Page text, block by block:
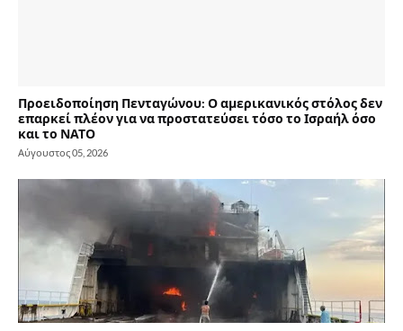
Προειδοποίηση Πενταγώνου: Ο αμερικανικός στόλος δεν
επαρκεί πλέον για να προστατεύσει τόσο το Ισραήλ όσο
και το ΝΑΤΟ
Αύγουστος 05, 2026